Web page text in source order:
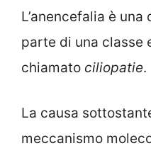
L’anencefalia è
parte di una classe
chiamato ciliopatie.
La causa
meccanismo